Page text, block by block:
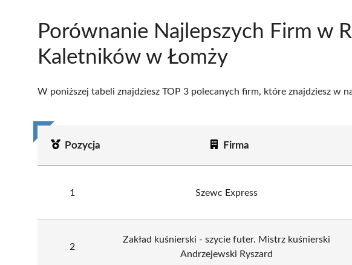
Porównanie Najlepszych Firm w
Kaletników w Łomży
W poniższej tabeli znajdziesz TOP 3 polecanych firm, które znajdziesz w
Pozycja Firma
1 Szewc Express
2
Zakład kuśnierski - szycie futer. Mistrz kuśnierski
Andrzejewski Ryszard